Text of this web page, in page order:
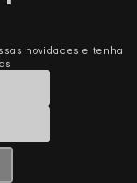
novidades e tenha